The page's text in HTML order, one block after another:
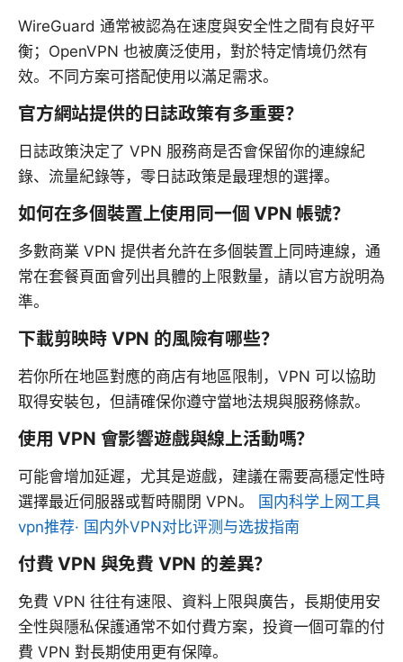
WireGuard 通常被認為在速度與安全性之間有良好平
衡；OpenVPN 也被廣泛使用，對於特定情境仍然有
效。不同方案可搭配使用以滿足需求。
官方網站提供的日誌政策有多重要？
日誌政策決定了 VPN 服務商是否會保留你的連線紀
錄、流量紀錄等，零日誌政策是最理想的選擇。
如何在多個裝置上使用同一個 VPN 帳號？
多數商業 VPN 提供者允許在多個裝置上同時連線，通
常在套餐頁面會列出具體的上限數量，請以官方說明為
準。
下載剪映時 VPN 的風險有哪些？
若你所在地區對應的商店有地區限制，VPN 可以協助
取得安裝包，但請確保你遵守當地法規與服務條款。
使用 VPN 會影響遊戲與線上活動嗎？
可能會增加延遲，尤其是遊戲，建議在需要高穩定性時
選擇最近伺服器或暫時關閉 VPN。 国内科学上网工具
vpn推荐· 国内外VPN对比评测与选拔指南
付費 VPN 與免費 VPN 的差異？
免費 VPN 往往有速限、資料上限與廣告，長期使用安
全性與隱私保護通常不如付費方案，投資一個可靠的付
費 VPN 對長期使用更有保障。